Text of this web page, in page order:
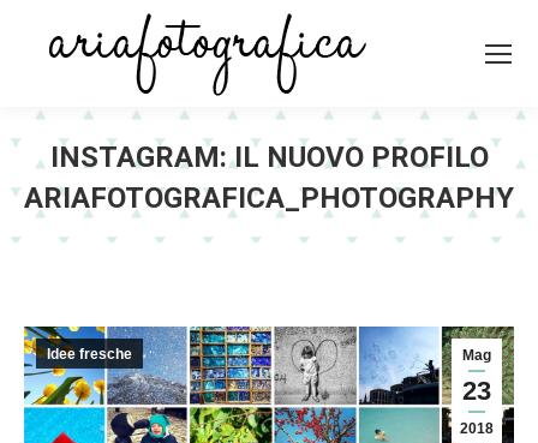
INSTAGRAM: IL NUOVO PROFILO
ARIAFOTOGRAFICA_PHOTOGRAPHY
Mag
23
2018
Idee fresche